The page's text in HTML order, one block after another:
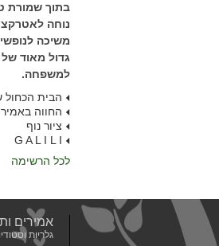
בתוך שמורת
נוחה
משיכה
גדול מאוד
למשפחה.
הבית הכחול
החווה
ציור נוף
G A L I L I
לכל הרשימה
אמירים
גלריות וסטודיו